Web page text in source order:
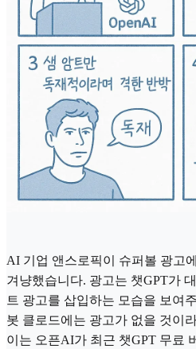
AI 기업 앤스로픽이 슈퍼볼 광고
겨냥했습니다. 광고는 챗GPT가
트 광고를 삽입하는 모습을 보여
봇 클로드에는 광고가 없을 것이
이는 오픈AI가 최근 챗GPT 무료